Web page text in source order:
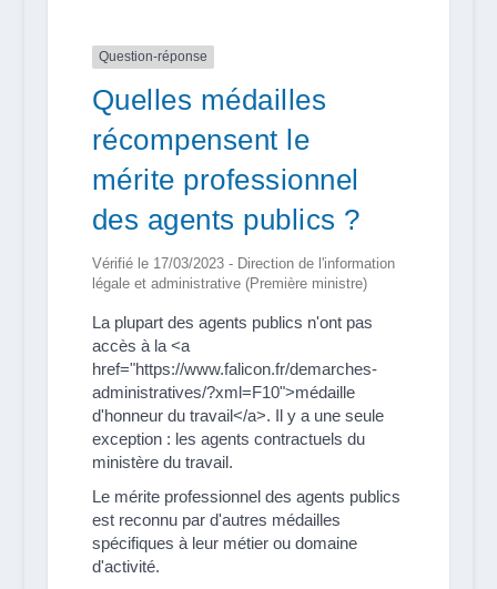
Question-réponse
Quelles médailles
récompensent le
mérite professionnel
des agents publics ?
Vérifié le 17/03/2023 - Direction de l'information
légale et administrative (Première ministre)
La plupart des agents publics n'ont pas
accès à la <a
href="https://www.falicon.fr/demarches-
administratives/?xml=F10">médaille
d'honneur du travail</a>. Il y a une seule
exception : les agents contractuels du
ministère du travail.
Le mérite professionnel des agents publics
est reconnu par d'autres médailles
spécifiques à leur métier ou domaine
d'activité.